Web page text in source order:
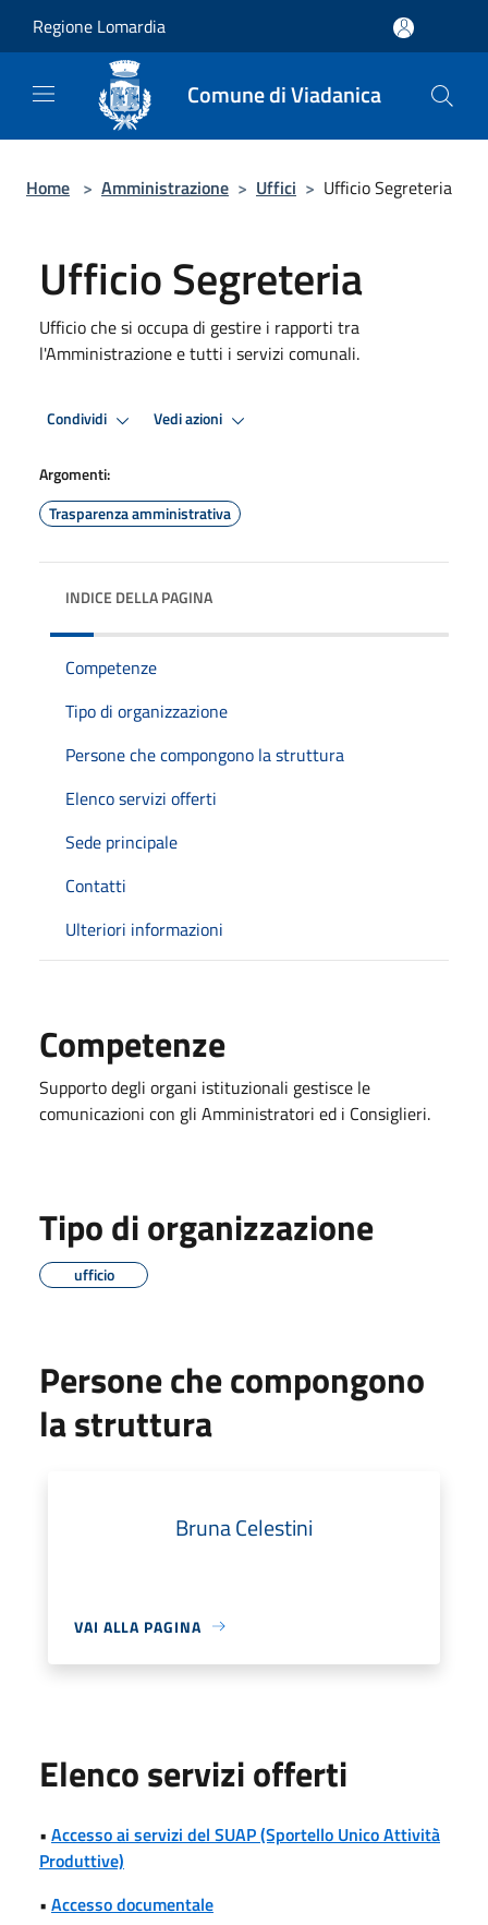
Regione Lomardia
Comune di Viadanica
Home > Amministrazione > Uffici > Ufficio Segreteria
Ufficio Segreteria
Ufficio che si occupa di gestire i rapporti tra
l'Amministrazione e tutti i servizi comunali.
Condividi Vedi azioni
Argomenti:
Trasparenza amministrativa
INDICE DELLA PAGINA
Competenze
Tipo di organizzazione
Persone che compongono la struttura
Elenco servizi offerti
Sede principale
Contatti
Ulteriori informazioni
Competenze
Supporto degli organi istituzionali gestisce le
comunicazioni con gli Amministratori ed i Consiglieri.
Tipo di organizzazione
ufficio
Persone che compongono
la struttura
Bruna Celestini
VAI ALLA PAGINA
Elenco servizi offerti
• Accesso ai servizi del SUAP (Sportello Unico Attività
Produttive)
• Accesso documentale